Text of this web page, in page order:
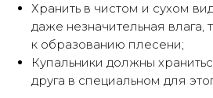
Хранить в чистом и сухом
даже незначительная влага,
к образованию плесени;
Купальники должны
друга в специальном для